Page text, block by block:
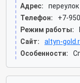
Адрес:
Телефон:
+7-
Режим работы:
Сайт:
altyn-
Особенности: